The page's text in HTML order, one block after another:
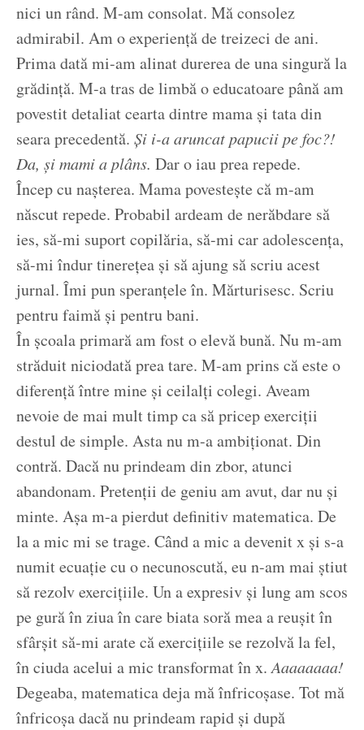
nici un rând. M-am consolat. Mă consolez
admirabil. Am o experiență de treizeci de ani.
Prima dată mi-am alinat durerea de una singură la
grădință. M-a tras de limbă o educatoare până am
povestit detaliat cearta dintre mama și tata din
seara precedentă. Și i-a aruncat papucii pe foc?!
Da, și mami a plâns. Dar o iau prea repede.
Încep cu nașterea. Mama povestește că m-am
născut repede. Probabil ardeam de nerăbdare să
ies, să-mi suport copilăria, să-mi car adolescența,
să-mi îndur tinerețea și să ajung să scriu acest
jurnal. Îmi pun speranțele în. Mărturisesc. Scriu
pentru faimă și pentru bani.
În școala primară am fost o elevă bună. Nu m-am
străduit niciodată prea tare. M-am prins că este o
diferență între mine și ceilalți colegi. Aveam
nevoie de mai mult timp ca să pricep exerciții
destul de simple. Asta nu m-a ambiționat. Din
contră. Dacă nu prindeam din zbor, atunci
abandonam. Pretenții de geniu am avut, dar nu și
minte. Așa m-a pierdut definitiv matematica. De
la a mic mi se trage. Când a mic a devenit x și s-a
numit ecuație cu o necunoscută, eu n-am mai știut
să rezolv exercițiile. Un a expresiv și lung am scos
pe gură în ziua în care biata soră mea a reușit în
sfârșit să-mi arate că exercițiile se rezolvă la fel,
în ciuda acelui a mic transformat în x.Aaaaaaaa!
Degeaba, matematica deja mă înfricoșase. Tot mă
înfricoșa dacă nu prindeam rapid și după